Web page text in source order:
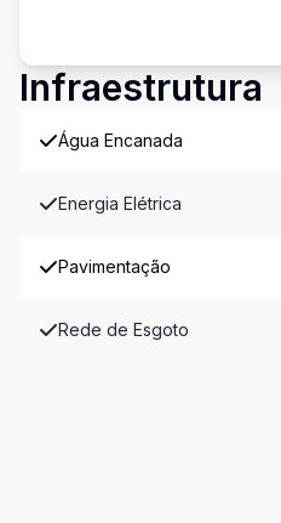
Infraestrutura
Água Encanada
Energia Elétrica
Pavimentação
Rede de Esgoto